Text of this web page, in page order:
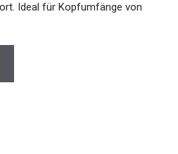
und Komfort. Ideal für
cm.
anschauen